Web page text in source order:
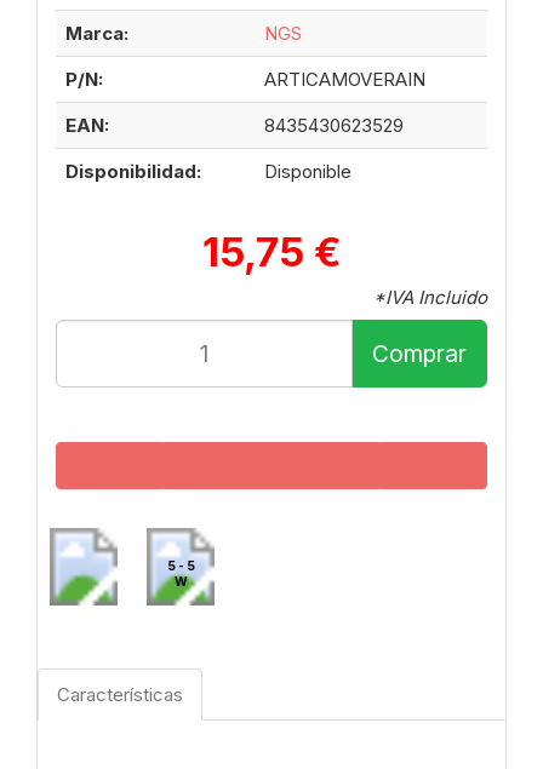
Marca:
NGS
P/N:
ARTICAMOVERAIN
EAN:
8435430623529
Disponibilidad:
Disponible
15,75 €
*IVA Incluido
Comprar
5 - 5
W
Características